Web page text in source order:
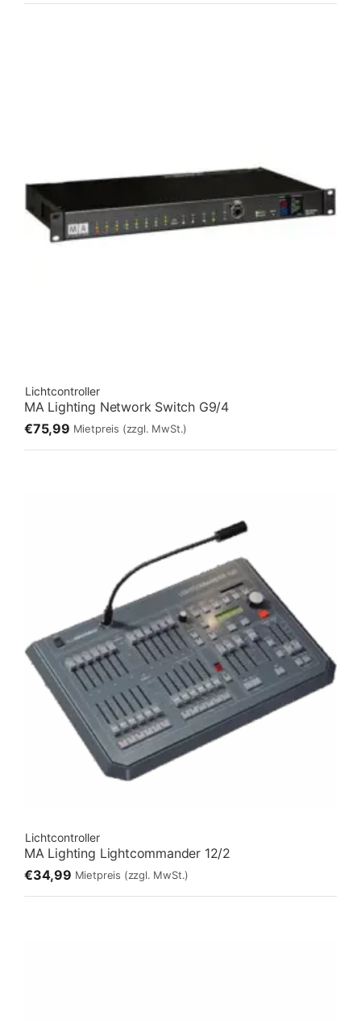
Lichtcontroller
MA Lighting Network Switch G9/4
€75,99 Mietpreis (zzgl. MwSt.)
Lichtcontroller
MA Lighting Lightcommander 12/2
€34,99 Mietpreis (zzgl. MwSt.)